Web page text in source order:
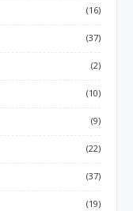
(16)
(37)
(2)
(10)
(9)
(22)
(37)
(19)